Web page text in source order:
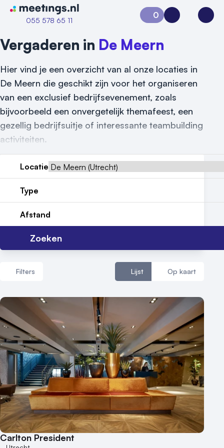
Naar home van Meetings
055 578 65 11
Vraag locatie aan
Locatiegids
Meld locatie aan
Nieuws
Reviews (5⭐️)
Contact
0
Aanvraag 0Inloggen
Vergaderen in De Meern
Hier vind je een overzicht van al onze locaties in
De Meern die geschikt zijn voor het organiseren
van een exclusief bedrijfsevenement, zoals
bijvoorbeeld een onvergetelijk themafeest, een
gezellig bedrijfsuitje of interessante teambuilding
activiteiten.
Locatie
Type
Afstand
Zoeken
Filters Lijst Op kaart
Aantal zalen
1 - 5 zalen
6 - 10 zalen
10 of meer zalen
Aantal personen
1 - 50 personen
50 - 100 personen
100 - 250 personen
250 - 500 personen
Carlton President